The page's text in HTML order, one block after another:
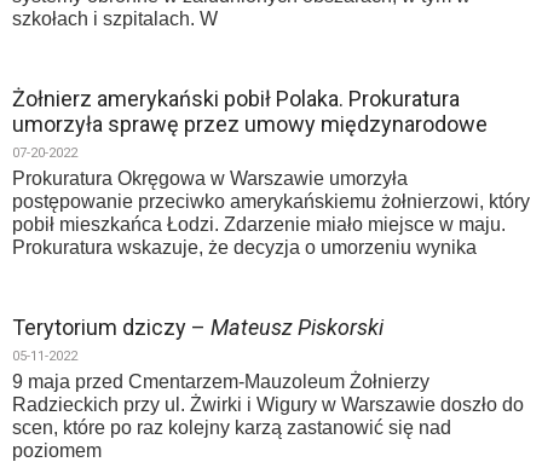
szkołach i szpitalach. W
Żołnierz amerykański pobił Polaka. Prokuratura
umorzyła sprawę przez umowy międzynarodowe
07-20-2022
Prokuratura Okręgowa w Warszawie umorzyła
postępowanie przeciwko amerykańskiemu żołnierzowi, który
pobił mieszkańca Łodzi. Zdarzenie miało miejsce w maju.
Prokuratura wskazuje, że decyzja o umorzeniu wynika
Terytorium dziczy – Mateusz Piskorski
05-11-2022
9 maja przed Cmentarzem-Mauzoleum Żołnierzy
Radzieckich przy ul. Żwirki i Wigury w Warszawie doszło do
scen, które po raz kolejny karzą zastanowić się nad
poziomem